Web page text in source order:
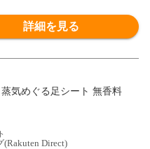
詳細を見る
気めぐる足シート 無香料
Direct)